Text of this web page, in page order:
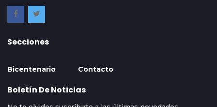
Secciones
Bicentenario Contacto
Boletín De Noticias